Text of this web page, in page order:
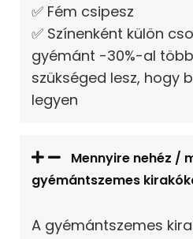
✅ Fém csipesz
✅ Színenként külön
gyémánt -30%-al
szükséged lesz, hogy
legyen
Mennyire nehéz /
gyémántszemes
A gyémántszemes